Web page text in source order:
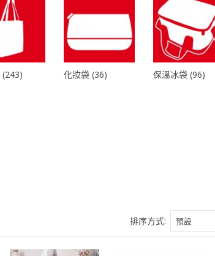
化妝袋 (36) 保溫冰袋 (96)
排序方式: